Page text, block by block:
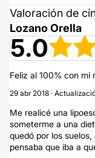
Valoración de
Lozano Orella
5.0
Feliz al 100% con mi
29 abr 2018 ·
Me realicé una
someterme a una
quedó por los
pensaba que iba a